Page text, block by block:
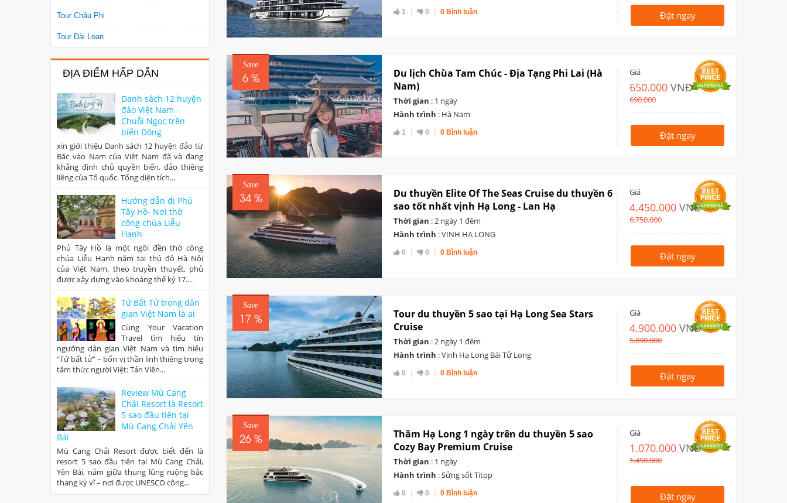
Tour Châu Phi
Tour Đài Loan
ĐỊA ĐIỂM HẤP DẪN
Danh sách 12 huyện
đảo Việt Nam -
Chuỗi Ngọc trên
biển Đông
xin giới thiệu Danh sách 12 huyện đảo từ
Bắc vào Nam của Việt Nam đã và đang
khẳng định chủ quyền biển, đảo thiêng
liêng của Tổ quốc. Tổng diện tích...
Hướng dẫn đi Phủ
Tây Hồ- Nơi thờ
công chúa Liễu
Hạnh
Phủ Tây Hồ là một ngôi đền thờ công
chúa Liễu Hạnh nằm tại thủ đô Hà Nội
của Việt Nam, theo truyền thuyết, phủ
được xây dựng vào khoảng thế kỷ 17....
Tứ Bất Tử trong dân
gian Việt Nam là ai
Cùng Your Vacation
Travel tìm hiểu tín
ngưỡng dân gian Việt Nam và tìm hiểu
“Tứ bất tử” – bốn vị thần linh thiêng trong
tâm thức người Việt: Tản Viên...
Review Mù Cang
Chải Resort là Resort
5 sao đầu tiên tại
Mù Cang Chải Yên
Bái
Mù Cang Chải Resort được biết đến là
resort 5 sao đầu tiên tại Mù Cang Chải,
Yên Bái, nằm giữa thung lũng ruộng bậc
thang kỳ vĩ – nơi được UNESCO công...
1 0 0 Bình luận Đặt ngay
Save
6 %
Du lịch Chùa Tam Chúc - Địa Tạng Phi Lai (Hà
Nam)
Thời gian : 1 ngày
Hành trình : Hà Nam
1 0 0 Bình luận
Giá
650.000 VNĐ
690.000
Đặt ngay
Save
34 %
Du thuyền Elite Of The Seas Cruise du thuyền 6
sao tốt nhất vịnh Hạ Long - Lan Hạ
Thời gian : 2 ngày 1 đêm
Hành trình : VỊNH HẠ LONG
0 0 0 Bình luận
Giá
4.450.000 VNĐ
6.750.000
Đặt ngay
Save
17 %
Tour du thuyền 5 sao tại Hạ Long Sea Stars
Cruise
Thời gian : 2 ngày 1 đêm
Hành trình : Vịnh Hạ Long Bái Tử Long
0 0 0 Bình luận
Giá
4.900.000 VNĐ
5.890.000
Đặt ngay
Save
26 %
Thăm Hạ Long 1 ngày trên du thuyền 5 sao
Cozy Bay Premium Cruise
Thời gian : 1 ngày
Hành trình : Sửng sốt Titop
0 0 0 Bình luận
Giá
1.070.000 VNĐ
1.450.000
Đặt ngay